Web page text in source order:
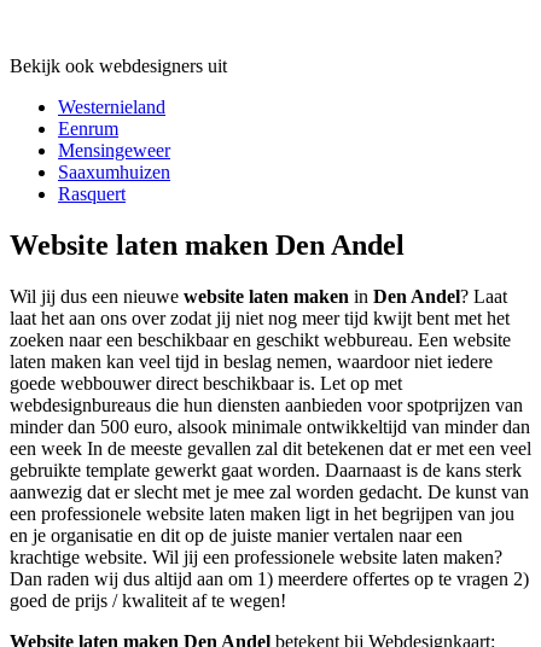
Bekijk ook webdesigners uit
Westernieland
Eenrum
Mensingeweer
Saaxumhuizen
Rasquert
Website laten maken Den Andel
Wil jij dus een nieuwe website laten maken in Den Andel? Laat
laat het aan ons over zodat jij niet nog meer tijd kwijt bent met het
zoeken naar een beschikbaar en geschikt webbureau. Een website
laten maken kan veel tijd in beslag nemen, waardoor niet iedere
goede webbouwer direct beschikbaar is. Let op met
webdesignbureaus die hun diensten aanbieden voor spotprijzen van
minder dan 500 euro, alsook minimale ontwikkeltijd van minder dan
een week In de meeste gevallen zal dit betekenen dat er met een veel
gebruikte template gewerkt gaat worden. Daarnaast is de kans sterk
aanwezig dat er slecht met je mee zal worden gedacht. De kunst van
een professionele website laten maken ligt in het begrijpen van jou
en je organisatie en dit op de juiste manier vertalen naar een
krachtige website. Wil jij een professionele website laten maken?
Dan raden wij dus altijd aan om 1) meerdere offertes op te vragen 2)
goed de prijs / kwaliteit af te wegen!
Website laten maken Den Andel betekent bij Webdesignkaart: